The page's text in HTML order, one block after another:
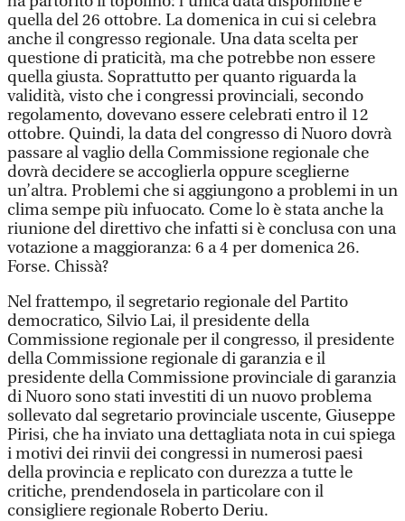
quella del 26 ottobre. La domenica in cui si celebra
anche il congresso regionale. Una data scelta per
questione di praticità, ma che potrebbe non essere
quella giusta. Soprattutto per quanto riguarda la
validità, visto che i congressi provinciali, secondo
regolamento, dovevano essere celebrati entro il 12
ottobre. Quindi, la data del congresso di Nuoro dovrà
passare al vaglio della Commissione regionale che
dovrà decidere se accoglierla oppure sceglierne
un’altra. Problemi che si aggiungono a problemi in un
clima sempe più infuocato. Come lo è stata anche la
riunione del direttivo che infatti si è conclusa con una
votazione a maggioranza: 6 a 4 per domenica 26.
Forse. Chissà?
Nel frattempo, il segretario regionale del Partito
democratico, Silvio Lai, il presidente della
Commissione regionale per il congresso, il presidente
della Commissione regionale di garanzia e il
presidente della Commissione provinciale di garanzia
di Nuoro sono stati investiti di un nuovo problema
sollevato dal segretario provinciale uscente, Giuseppe
Pirisi, che ha inviato una dettagliata nota in cui spiega
i motivi dei rinvii dei congressi in numerosi paesi
della provincia e replicato con durezza a tutte le
critiche, prendendosela in particolare con il
consigliere regionale Roberto Deriu.